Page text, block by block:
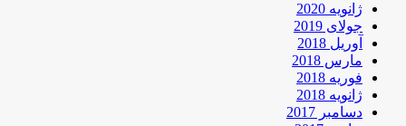
ژانویه 2020
جولای 2019
آوریل 2018
مارس 2018
فوریه 2018
ژانویه 2018
دسامبر 2017